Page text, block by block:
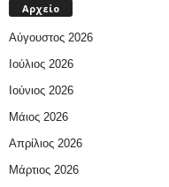
Αρχείο
Αύγουστος 2026
Ιούλιος 2026
Ιούνιος 2026
Μάιος 2026
Απρίλιος 2026
Μάρτιος 2026